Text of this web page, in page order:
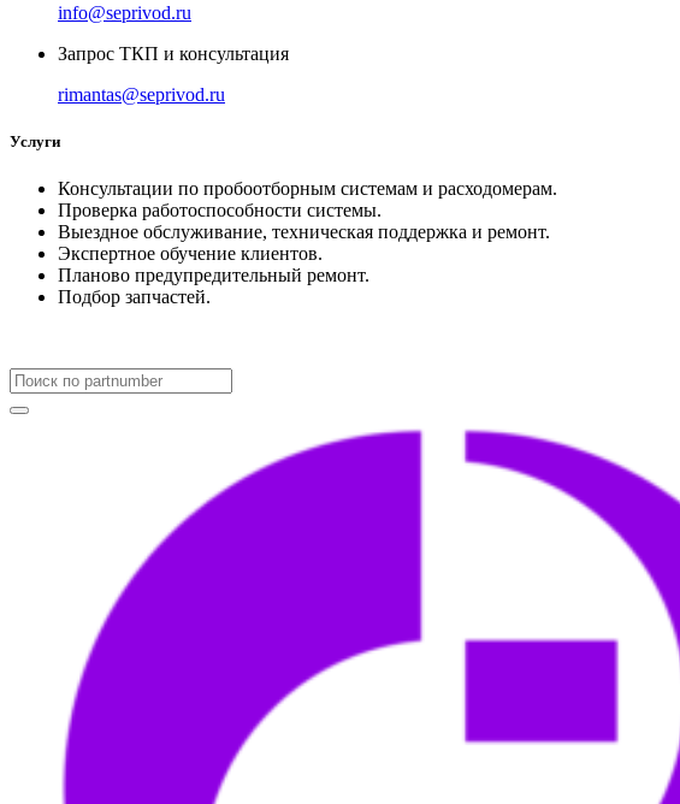
info@seprivod.ru
Запрос ТКП и консультация
rimantas@seprivod.ru
Услуги
Консультации по пробоотборным системам и расходомерам.
Проверка работоспособности системы.
Выездное обслуживание, техническая поддержка и ремонт.
Экспертное обучение клиентов.
Планово предупредительный ремонт.
Подбор запчастей.